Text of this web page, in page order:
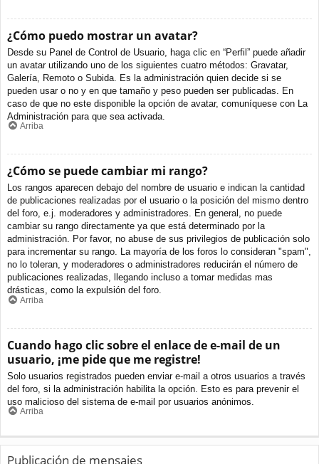
¿Cómo puedo mostrar un avatar?
Desde su Panel de Control de Usuario, haga clic en “Perfil” puede añadir
un avatar utilizando uno de los siguientes cuatro métodos: Gravatar,
Galería, Remoto o Subida. Es la administración quien decide si se
pueden usar o no y en que tamaño y peso pueden ser publicadas. En
caso de que no este disponible la opción de avatar, comuníquese con La
Administración para que sea activada.
Arriba
¿Cómo se puede cambiar mi rango?
Los rangos aparecen debajo del nombre de usuario e indican la cantidad
de publicaciones realizadas por el usuario o la posición del mismo dentro
del foro, e.j. moderadores y administradores. En general, no puede
cambiar su rango directamente ya que está determinado por la
administración. Por favor, no abuse de sus privilegios de publicación solo
para incrementar su rango. La mayoría de los foros lo consideran "spam",
no lo toleran, y moderadores o administradores reducirán el número de
publicaciones realizadas, llegando incluso a tomar medidas mas
drásticas, como la expulsión del foro.
Arriba
Cuando hago clic sobre el enlace de e-mail de un
usuario, ¡me pide que me registre!
Solo usuarios registrados pueden enviar e-mail a otros usuarios a través
del foro, si la administración habilita la opción. Esto es para prevenir el
uso malicioso del sistema de e-mail por usuarios anónimos.
Arriba
Publicación de mensajes